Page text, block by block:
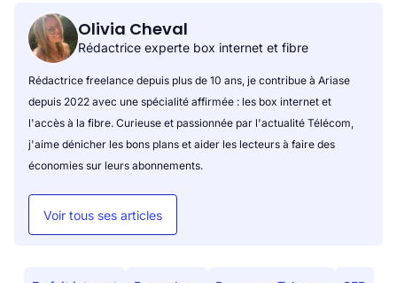
Olivia Cheval
Rédactrice experte box internet et fibre
Rédactrice freelance depuis plus de 10 ans, je contribue à Ariase
depuis 2022 avec une spécialité affirmée : les box internet et
l'accès à la fibre. Curieuse et passionnée par l'actualité Télécom,
j'aime dénicher les bons plans et aider les lecteurs à faire des
économies sur leurs abonnements.
Voir tous ses articles